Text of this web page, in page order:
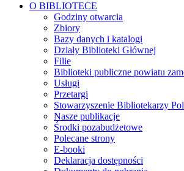
O BIBLIOTECE
Godziny otwarcia
Zbiory
Bazy danych i katalogi
Działy Biblioteki Głównej
Filie
Biblioteki publiczne powiatu
Usługi
Przetargi
Stowarzyszenie Bibliotekarzy
Nasze publikacje
Środki pozabudżetowe
Polecane strony
E-booki
Deklaracja dostępności